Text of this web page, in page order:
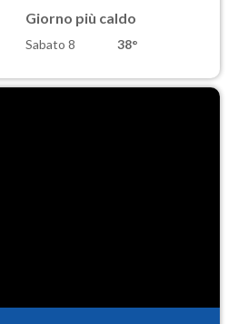
Giorno più caldo
Sabato 8 38°